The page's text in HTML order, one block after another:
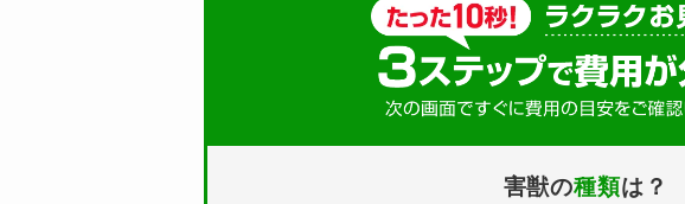
害獣の種類は？